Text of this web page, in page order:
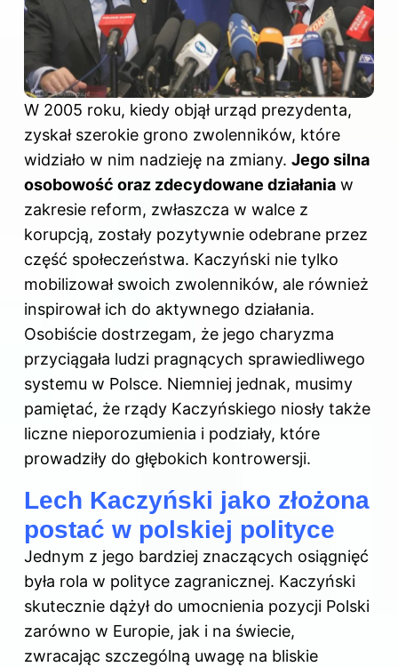
W 2005 roku, kiedy objął urząd prezydenta,
zyskał szerokie grono zwolenników, które
widziało w nim nadzieję na zmiany. Jego silna
osobowość oraz zdecydowane działania w
zakresie reform, zwłaszcza w walce z
korupcją, zostały pozytywnie odebrane przez
część społeczeństwa. Kaczyński nie tylko
mobilizował swoich zwolenników, ale również
inspirował ich do aktywnego działania.
Osobiście dostrzegam, że jego charyzma
przyciągała ludzi pragnących sprawiedliwego
systemu w Polsce. Niemniej jednak, musimy
pamiętać, że rządy Kaczyńskiego niosły także
liczne nieporozumienia i podziały, które
prowadziły do głębokich kontrowersji.
Lech Kaczyński jako złożona
postać w polskiej polityce
Jednym z jego bardziej znaczących osiągnięć
była rola w polityce zagranicznej. Kaczyński
skutecznie dążył do umocnienia pozycji Polski
zarówno w Europie, jak i na świecie,
zwracając szczególną uwagę na bliskie